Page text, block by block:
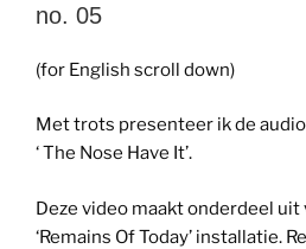
no. 05
(for English scroll down)
Met trots presenteer ik de
‘ The Nose Have It’.
Deze video maakt onderdeel
‘Remains Of Today’ installatie.